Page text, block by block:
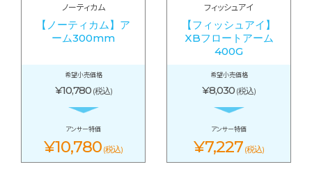
ノーティカム
【ノーティカム】ア
ーム300mm
希望小売価格
¥10,780 (税込)
アンサー特価
¥10,780 (税込)
フィッシュアイ
【フィッシュアイ】
XBフロートアーム
400G
希望小売価格
¥8,030 (税込)
アンサー特価
¥7,227 (税込)